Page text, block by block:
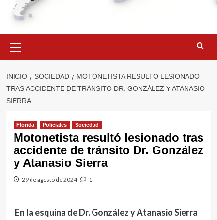
primario
INICIO SOCIEDAD
MOTONETISTA RESULTÓ LESIONADO
TRAS ACCIDENTE DE TRÁNSITO DR. GONZÁLEZ Y ATANASIO
SIERRA
Florida Policiales Sociedad
Motonetista resultó lesionado tras
accidente de tránsito Dr. González
y Atanasio Sierra
29 de agosto de 2024 1
En la esquina de Dr. González y Atanasio Sierra